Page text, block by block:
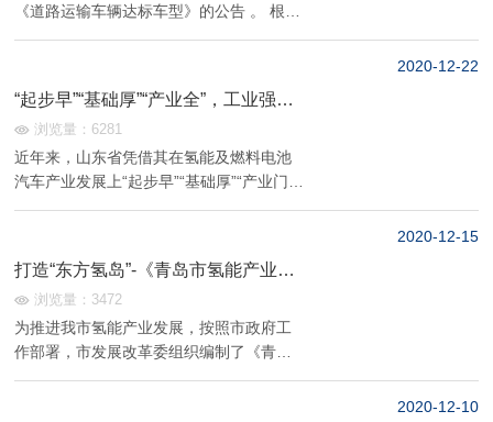
《道路运输车辆达标车型》的公告 。 根据
卡2款。从配套企业来...
22
2020-12
“起步早”“基础厚”“产业全”，工业强省
山东驶上“氢高速”
浏览量：6281
近年来，山东省凭借其在氢能及燃料电池
汽车产业发展上“起步早”“基础厚”“产业门类
机及终端应用全领域，...
15
2020-12
打造“东方氢岛”-《青岛市氢能产业发
展规划（2020-2030年）》印发
浏览量：3472
为推进我市氢能产业发展，按照市政府工
作部署，市发展改革委组织编制了《青岛
10
2020-12